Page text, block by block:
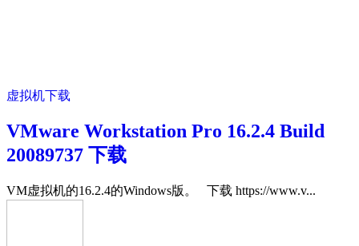
虚拟机下载
VMware Workstation Pro 16.2.4 Build
20089737 下载
VM虚拟机的16.2.4的Windows版。 下载 https://www.v...